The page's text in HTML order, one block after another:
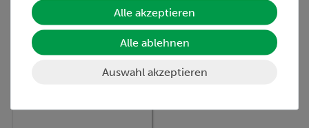
834,00 € 298,00 €
Alle akzeptieren
Alle ablehnen
Auswahl akzeptieren